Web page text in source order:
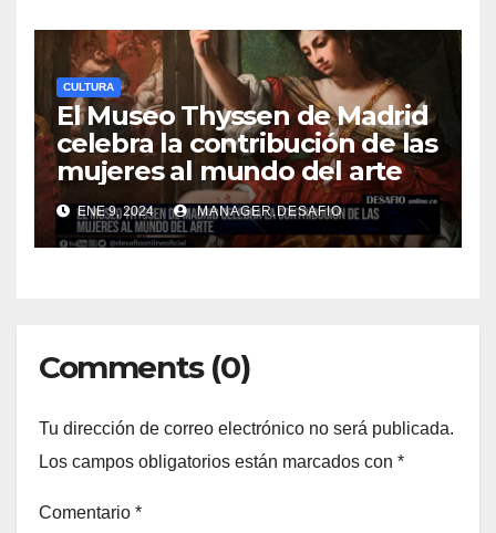
CULTURA
El Museo Thyssen de Madrid
celebra la contribución de las
mujeres al mundo del arte
ENE 9, 2024 MANAGER.DESAFIO
Comments (0)
Tu dirección de correo electrónico no será publicada.
Los campos obligatorios están marcados con *
Comentario *